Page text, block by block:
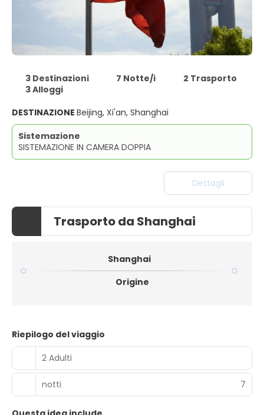
3 Destinazioni 7 Notte/i
2 Trasporto
3 Alloggi
DESTINAZIONE Beijing, Xi'an, Shanghai
Sistemazione
SISTEMAZIONE IN CAMERA DOPPIA
Dettagli
Trasporto da Shanghai
Shanghai
Origine
Riepilogo del viaggio
2 Adulti
notti 7